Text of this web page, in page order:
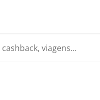
viagens...